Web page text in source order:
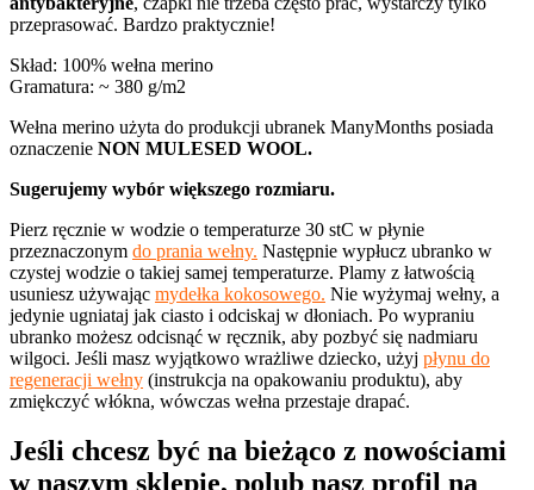
przeprasować. Bardzo praktycznie!
Skład: 100% wełna merino
Gramatura: ~ 380 g/m2
Wełna merino użyta do produkcji ubranek ManyMonths posiada
oznaczenie NON MULESED WOOL.
Sugerujemy wybór większego rozmiaru.
Pierz ręcznie w wodzie o temperaturze 30 stC w płynie
przeznaczonym do prania wełny. Następnie wypłucz ubranko w
czystej wodzie o takiej samej temperaturze. Plamy z łatwością
usuniesz używając mydełka kokosowego. Nie wyżymaj wełny, a
jedynie ugniataj jak ciasto i odciskaj w dłoniach. Po wypraniu
ubranko możesz odcisnąć w ręcznik, aby pozbyć się nadmiaru
wilgoci. Jeśli masz wyjątkowo wrażliwe dziecko, użyj płynu do
regeneracji wełny (instrukcja na opakowaniu produktu), aby
zmiękczyć włókna, wówczas wełna przestaje drapać.
Jeśli chcesz być na bieżąco z nowościami
w naszym sklepie, polub nasz profil na